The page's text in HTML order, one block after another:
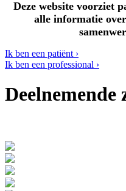
Deze website voorziet
alle informatie
Ik ben een patiënt ›
Ik ben een professional ›
Deelnemende